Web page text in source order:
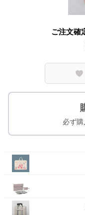
ご注文確
必ず購